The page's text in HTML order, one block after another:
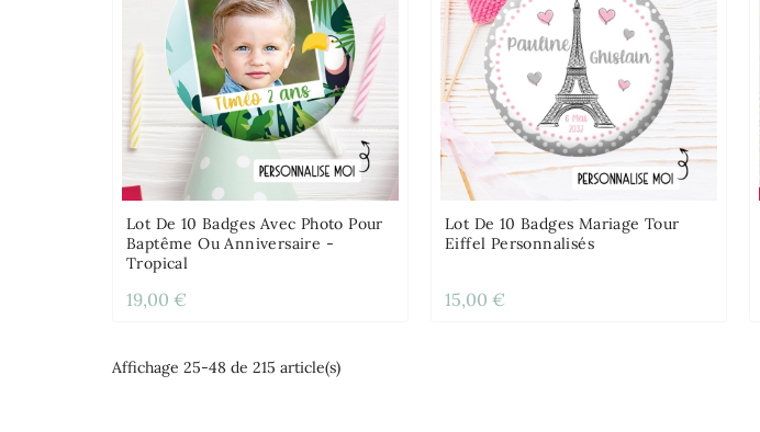
Lot De 10 Badges Avec Photo Pour
Baptême Ou Anniversaire -
Tropical
19,00 €
Lot De 10 Badges Mariage Tour
Eiffel Personnalisés
15,00 €
Affichage 25-48 de 215 article(s)